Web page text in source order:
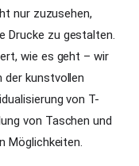
nur zuzusehen,
Drucke zu gestalten.
wie es geht – wir
der kunstvollen
von T-
von Taschen und
Möglichkeiten.